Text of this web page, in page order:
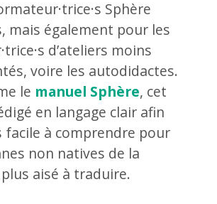
Sphère
mais également pour les
d’ateliers moins
voire les autodidactes.
le manuel Sphère, cet
en langage clair afin
facile à comprendre pour
non natives de la
aisé à traduire.